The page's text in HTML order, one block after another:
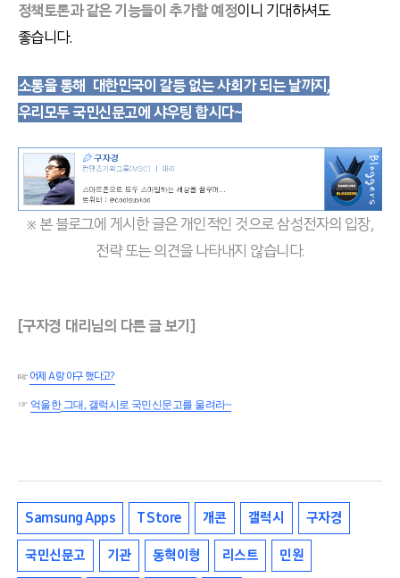
정책토론과 같은 기능들이 추가할 예정이니 기대하셔도
좋습니다.
소통을 통해 대한민국이 갈등 없는 사회가 되는 날까지,
우리모두 국민신문고에 샤우팅 합시다~
※ 본 블로그에 게시한 글은 개인적인 것으로 삼성전자의 입장,
전략 또는 의견을 나타내지 않습니다.
[구자경 대리님의 다른 글 보기]
☞ 어제 A랑 야구 했다고?
☞ 억울한그대, 갤럭시로 국민신문고를 울려라~
Samsung Apps T Store 개콘 갤럭시 구자경
국민신문고 기관 동혁이형 리스트 민원